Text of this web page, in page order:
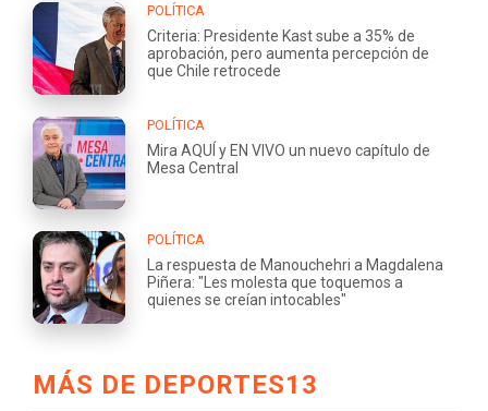
POLÍTICA
Criteria: Presidente Kast sube a 35% de
aprobación, pero aumenta percepción de
que Chile retrocede
POLÍTICA
Mira AQUÍ y EN VIVO un nuevo capítulo de
Mesa Central
POLÍTICA
La respuesta de Manouchehri a Magdalena
Piñera: "Les molesta que toquemos a
quienes se creían intocables"
MÁS DE DEPORTES13